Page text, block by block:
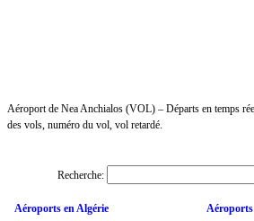
Aéroport de Nea Anchialos (VOL) – Départs en temps
des vols, numéro du vol, vol retardé.
Recherche:
Aéroports en Algérie